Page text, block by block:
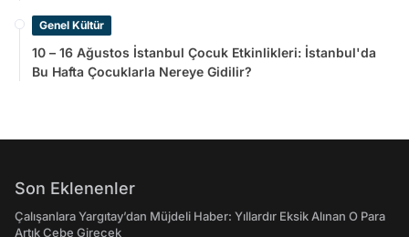
Genel Kültür
10 – 16 Ağustos İstanbul Çocuk Etkinlikleri: İstanbul'da
Bu Hafta Çocuklarla Nereye Gidilir?
Son Eklenenler
Çalışanlara Yargıtay’dan Müjdeli Haber: Yıllardır Eksik Alınan O Para
Artık Cebe Girecek